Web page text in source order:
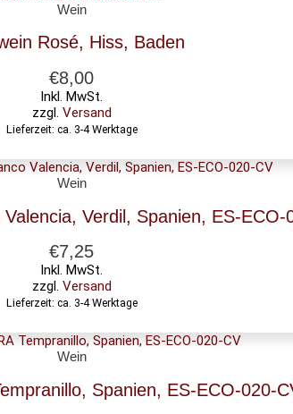
Wein
Rosé, Hiss, Baden
€8,00
Inkl. MwSt.
zzgl. Versand
Lieferzeit: ca. 3-4 Werktage
Wein
Verdil, Spanien, ES-ECO-
€7,25
Inkl. MwSt.
zzgl. Versand
Lieferzeit: ca. 3-4 Werktage
Wein
Spanien, ES-ECO-020-